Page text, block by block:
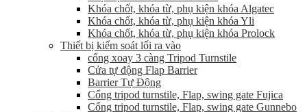
Khóa chốt, khóa từ, phụ kiện khóa Algatec
Khóa chốt, khóa từ, phụ kiện khóa Yli
Khóa chốt, khóa từ, phụ kiện khóa Prolock
Thiết bị kiểm soát lối ra vào
cổng xoay 3 càng Tripod Turnstile
Cửa tự động Flap Barrier
Barrier Tự Động
Cổng tripod turnstile, Flap, swing gate Fujica
Cổng tripod turnstile, Flap, swing gate Gunnebo